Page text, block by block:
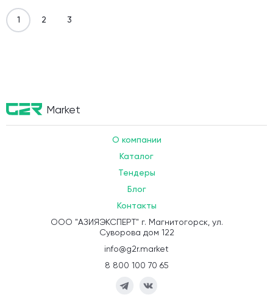
1 2 3
Market
О компании
Каталог
Тендеры
Блог
Контакты
ООО "АЗИЯЭКСПЕРТ" г. Магнитогорск, ул.
Суворова дом 122
info@g2r.market
8 800 100 70 65